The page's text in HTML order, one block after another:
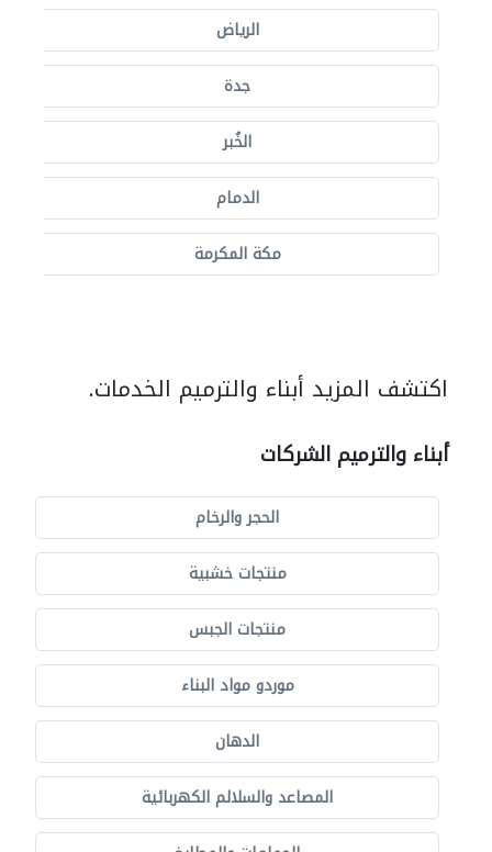
الرياض
جدة
الخُبر
الدمام
مكة المكرمة
اكتشف المزيد أبناء والترميم الخدمات.
أبناء والترميم الشركات
الحجر والرخام
منتجات خشبية
منتجات الجبس
موردو مواد البناء
الدهان
المصاعد والسلالم الكهربائية